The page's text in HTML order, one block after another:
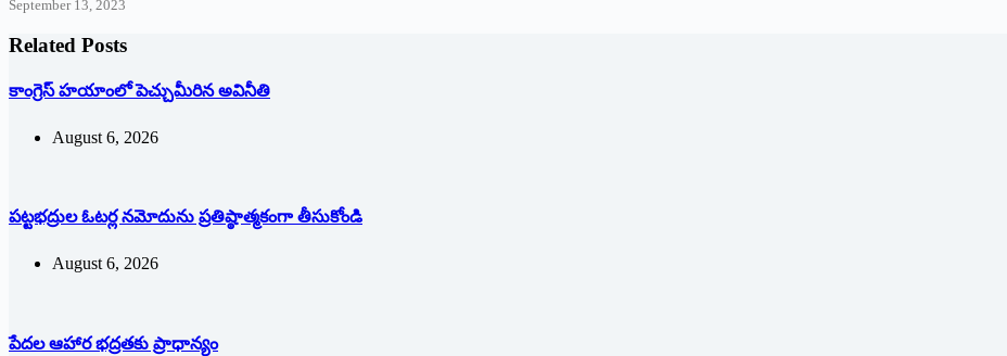
September 13, 2023
Related Posts
కాంగ్రెస్ హయాంలో పెచ్చుమీరిన అవినీతి
August 6, 2026
పట్టభద్రుల ఓటర్ల నమోదును ప్రతిష్ఠాత్మకంగా తీసుకోండి
August 6, 2026
పేదల ఆహార భద్రతకు ప్రాధాన్యం